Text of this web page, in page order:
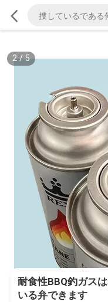
2/5
耐食性BBQ釣ガス
いる弁できます